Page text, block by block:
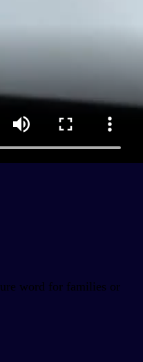
word for families or